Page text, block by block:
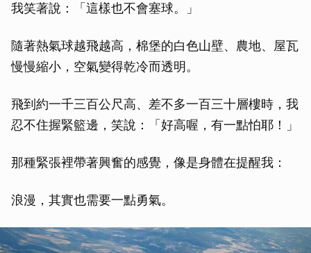
我笑著說：「這樣也不會塞球。」
隨著熱氣球越飛越高，棉堡的白色山壁、農地、屋瓦
慢慢縮小，空氣變得乾冷而透明。
飛到約一千三百公尺高、差不多一百三十層樓時，我
忍不住握緊籃邊，笑說：「好高喔，有一點怕耶！」
那種緊張裡帶著興奮的感覺，像是身體在提醒我：
浪漫，其實也需要一點勇氣。